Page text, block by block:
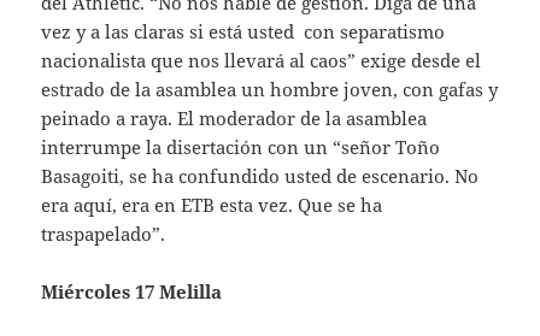
vez y a las claras si está usted con separatismo
nacionalista que nos llevará al caos” exige desde el
estrado de la asamblea un hombre joven, con gafas y
peinado a raya. El moderador de la asamblea
interrumpe la disertación con un “señor Toño
Basagoiti, se ha confundido usted de escenario. No
era aquí, era en ETB esta vez. Que se ha
traspapelado”.
Miércoles 17 Melilla